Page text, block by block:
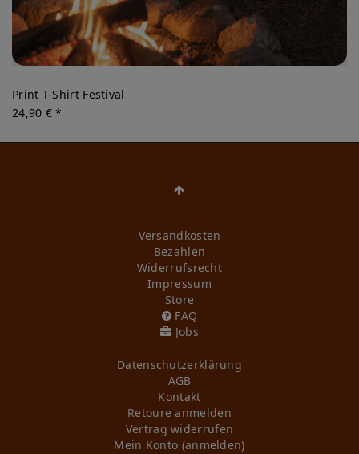
Print T-Shirt Festival
24,90 € *
Versandkosten
Bezahlen
Widerrufs­recht
Impressum
Store
FAQ
Jobs
Daten­schutz­erklärung
AGB
Kontakt
Retoure anmelden
Vertrag widerrufen
Mein Konto (anmelden)